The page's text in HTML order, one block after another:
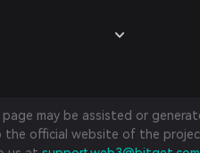
may be assisted or
official website of the